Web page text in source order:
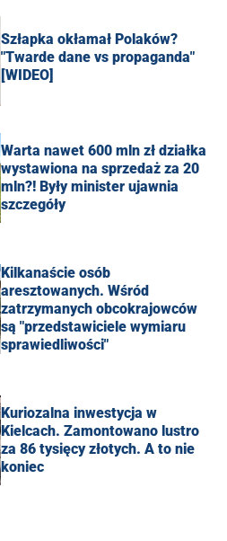
Szłapka okłamał Polaków?
"Twarde dane vs propaganda"
[WIDEO]
Warta nawet 600 mln zł działka
wystawiona na sprzedaż za 20
mln?! Były minister ujawnia
szczegóły
Kilkanaście osób
aresztowanych. Wśród
zatrzymanych obcokrajowców
są "przedstawiciele wymiaru
sprawiedliwości"
Kuriozalna inwestycja w
Kielcach. Zamontowano lustro
za 86 tysięcy złotych. A to nie
koniec